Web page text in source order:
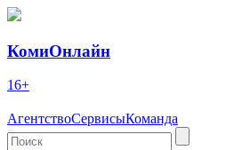
КомиОнлайн
16+
АгентствоСервисыКоманда